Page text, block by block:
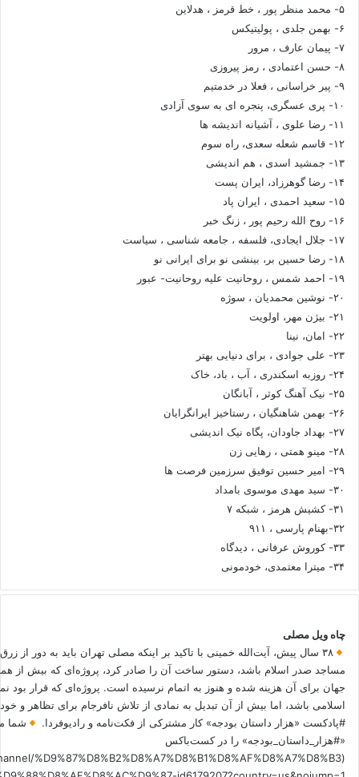
۵- محمد منظر پور ، خط قرمز ، هدلاین
۶- بهمن جلدی ، پولیتیکس
۷- پیمان عارف ، مرور
۸- حسن اعتمادی ، رمز پیروزی
۹- پیر خراسانی ، فعلا در خدمتیم
۱۰- پری عسگری، پنجره ای به سوی آزادی
۱۱- رضا علوی ، آشیانه اندیشه ها
۱۲- قاسم شعله سعدی، راه سوم
۱۳- جمشید اسدی ، هم اندیشی
۱۴- رضا گوهرزاد، ایران پست
۱۵- سعید احمدی ، ایران پاد
۱۶- روح الله رحیم پور ، زنگ خبر
۱۷- جلال ایجادی، فلسفه ، جامعه شناسی ، سیاست
۱۸- رضا حسین بر، بینشی نو برای ایرانی نو
۱۹- احمد شمس ، روحانیت علیه روحانیت- عبور
۲۰- نوشین محمدیان ، سوژه
۲۱- بیژن مهر، اولویت
۲۲- امان، نینا
۲۳- علی جوادی ، برای دنیایی بهتر
۲۴- روزبه اسکندری ، آب ، باد، خاک
۲۵- نیک آهنگ کوثر ، آبانگان
۲۶- بهمن شاهنگیان ، رستاخیز ایرانگرایان
۲۷- بهداد جاودان، پگاه نیک اندیشی
۲۸- مینو همتی ، رهایی زن
۲۹- امیر حسین توفیق سرزمین فرصت ها
۳۰- سید مهدی موسوی بامداد
۳۱- کشیش هرمز ، شبکه ۷
۳۲-بهنام پارسی ، ۹۱۱
۳۳- کوروش عرفانی ، دیدگاه
۳۴- میترا معتمدی، خودمونی
چاه ویل مصلی
۳۸ سال پیش، آیت‌الله خمینی با تاکید بر اینکه مصلی تهران باید به دور از
مساجد صدر اسلام باشد، دستور ساخت آن را صادر کرد، پروژه‌ای که بیش از
جهان برای آن هزینه شده و هنوز به اتمام نرسیده است. پروژه‌ای که قرار بود
اسلامی باشد، اما بیش از آن تبدیل به نمادی از تلاش نافرجام برای تظاهر و
#پادکست «هزار داستان بودجه» کار مشترکی از فکت‌نامه و رادیوفردا.
شما
«#هزار_داستان_بودجه» را در کست‌باکس
%D9%87%D8%B2%D8%A7%D8%B1%D8%AF%D8%A7%D8%B3